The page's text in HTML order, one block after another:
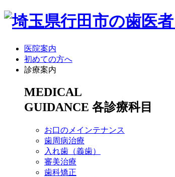
医院案内
初めての方へ
診療案内
MEDICAL
GUIDANCE 各診療科目
お口のメインテナンス
歯周病治療
入れ歯（義歯）
審美治療
歯科矯正